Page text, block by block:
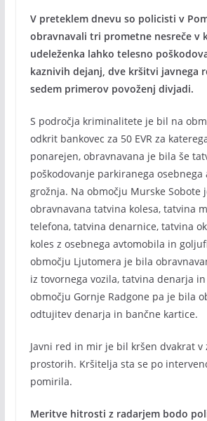
V preteklem dnevu so policisti v
obravnavali tri prometne nesreče v
udeleženka lahko telesno
kaznivih dejanj, dve kršitvi javnega
sedem primerov povoženj divjadi.
S področja kriminalitete je bil na
odkrit bankovec za 50 EVR za
ponarejen, obravnavana je bila še
poškodovanje parkiranega
grožnja. Na območju Murske Sobote
obravnavana tatvina kolesa, tatvina
telefona, tatvina denarnice, tatvina
koles z osebnega avtomobila in
območju Ljutomera je bila
iz tovornega vozila, tatvina denarja
območju Gornje Radgone pa je bila
odtujitev denarja in bančne kartice.
Javni red in mir je bil kršen dvakrat v
prostorih. Kršitelja sta se po
pomirila.
Meritve hitrosti z radarjem bodo